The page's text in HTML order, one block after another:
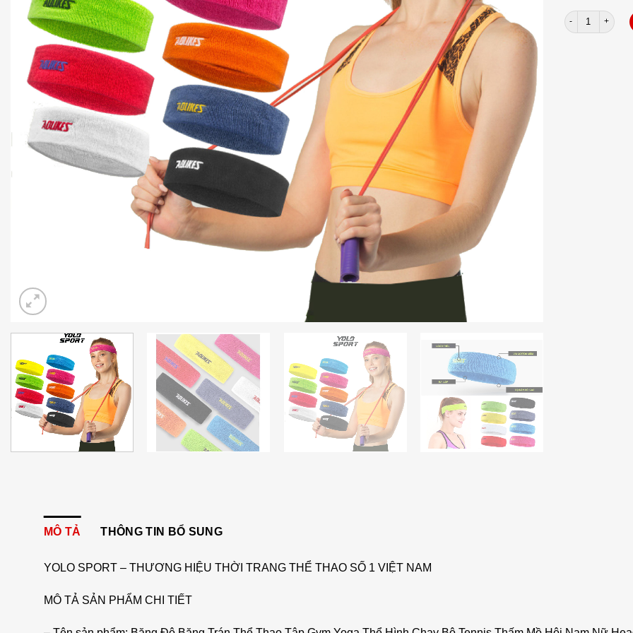
Băng đô aolikes
MÔ TẢ THÔNG TIN BỔ SUNG
YOLO SPORT – THƯƠNG HIỆU THỜI TRANG THỂ THAO SỐ 1 VIỆT NAM
MÔ TẢ SẢN PHẨM CHI TIẾT